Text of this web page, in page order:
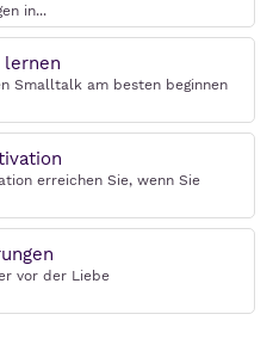
in...
Smalltalk am besten beginnen
erreichen Sie, wenn Sie
vor der Liebe